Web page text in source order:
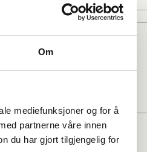
Om
mediefunksjoner og for å
partnerne våre innen
du har gjort tilgjengelig for
Ditt postnummer